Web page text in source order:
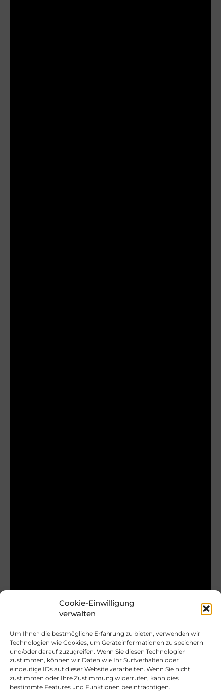
Cookie-Einwilligung
verwalten
Um Ihnen die bestmögliche Erfahrung zu bieten, verwenden wir
Technologien wie Cookies, um Geräteinformationen zu speichern
und/oder darauf zuzugreifen. Wenn Sie diesen Technologien
zustimmen, können wir Daten wie Ihr Surfverhalten oder
eindeutige IDs auf dieser Website verarbeiten. Wenn Sie nicht
zustimmen oder Ihre Zustimmung widerrufen, kann dies
bestimmte Features und Funktionen beeinträchtigen.
Andras224